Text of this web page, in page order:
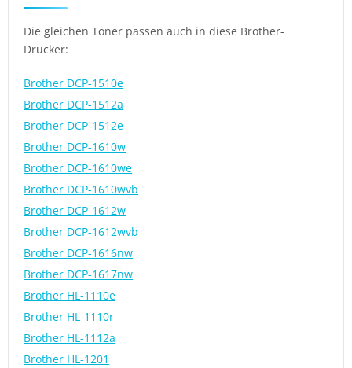
Die gleichen Toner passen auch in diese Brother-
Drucker:
Brother DCP-1510e
Brother DCP-1512a
Brother DCP-1512e
Brother DCP-1610w
Brother DCP-1610we
Brother DCP-1610wvb
Brother DCP-1612w
Brother DCP-1612wvb
Brother DCP-1616nw
Brother DCP-1617nw
Brother HL-1110e
Brother HL-1110r
Brother HL-1112a
Brother HL-1201